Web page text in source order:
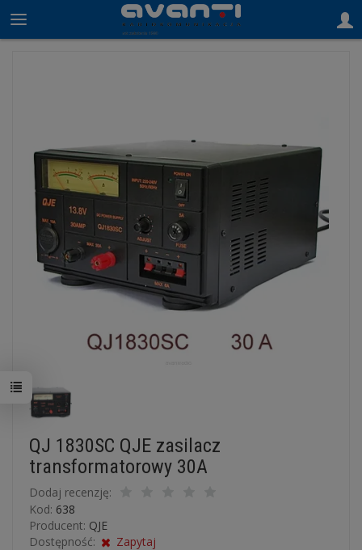
QJ 1830SC QJE zasilacz
transformatorowy 30A
Dodaj recenzję:
Kod: 638
Producent: QJE
Dostępność:
Zapytaj